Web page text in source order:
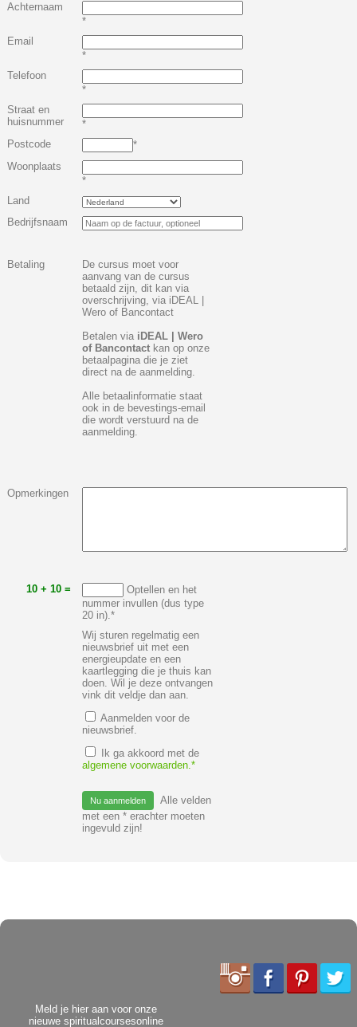
Achternaam
*
Email
*
Telefoon
*
Straat en
huisnummer
*
Postcode
*
Woonplaats
*
Land
Bedrijfsnaam
Betaling
De cursus moet voor
aanvang van de cursus
betaald zijn, dit kan via
overschrijving, via iDEAL |
Wero of Bancontact
Betalen via iDEAL | Wero
of Bancontact kan op onze
betaalpagina die je ziet
direct na de aanmelding.
Alle betaalinformatie staat
ook in de bevestings-email
die wordt verstuurd na de
aanmelding.
Opmerkingen
10 + 10 =
Optellen en het
nummer invullen (dus type
20 in).*
Wij sturen regelmatig een
nieuwsbrief uit met een
energieupdate en een
kaartlegging die je thuis kan
doen. Wil je deze ontvangen
vink dit veldje dan aan.
Aanmelden voor de
nieuwsbrief.
Ik ga akkoord met de
algemene voorwaarden.*
Alle velden
met een * erachter moeten
ingevuld zijn!
Meld je hier aan voor onze
nieuwe spiritualcoursesonline